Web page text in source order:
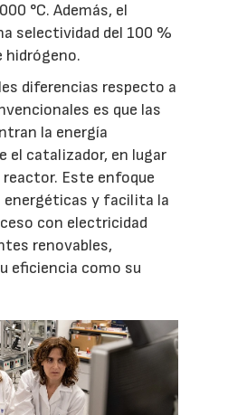
°C. Además, el
selectividad del 100 %
hidrógeno.
diferencias respecto a
es que las
la energía
el catalizador, en lugar
Este enfoque
energéticas y facilita la
con electricidad
renovables,
eficiencia como su